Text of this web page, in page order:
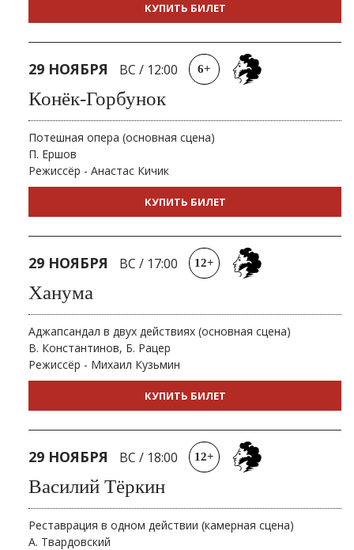
КУПИТЬ БИЛЕТ
29 НОЯБРЯ ВС / 12:00 6+
Конёк-Горбунок
Потешная опера (основная сцена)
П. Ершов
Режиссёр - Анастас Кичик
КУПИТЬ БИЛЕТ
29 НОЯБРЯ ВС / 17:00 12+
Ханума
Аджапсандал в двух действиях (основная сцена)
В. Константинов, Б. Рацер
Режиссёр - Михаил Кузьмин
КУПИТЬ БИЛЕТ
29 НОЯБРЯ ВС / 18:00 12+
Василий Тёркин
Реставрация в одном действии (камерная сцена)
А. Твардовский